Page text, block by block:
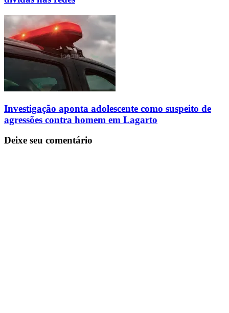
Investigação aponta adolescente como suspeito de
agressões contra homem em Lagarto
Deixe seu comentário